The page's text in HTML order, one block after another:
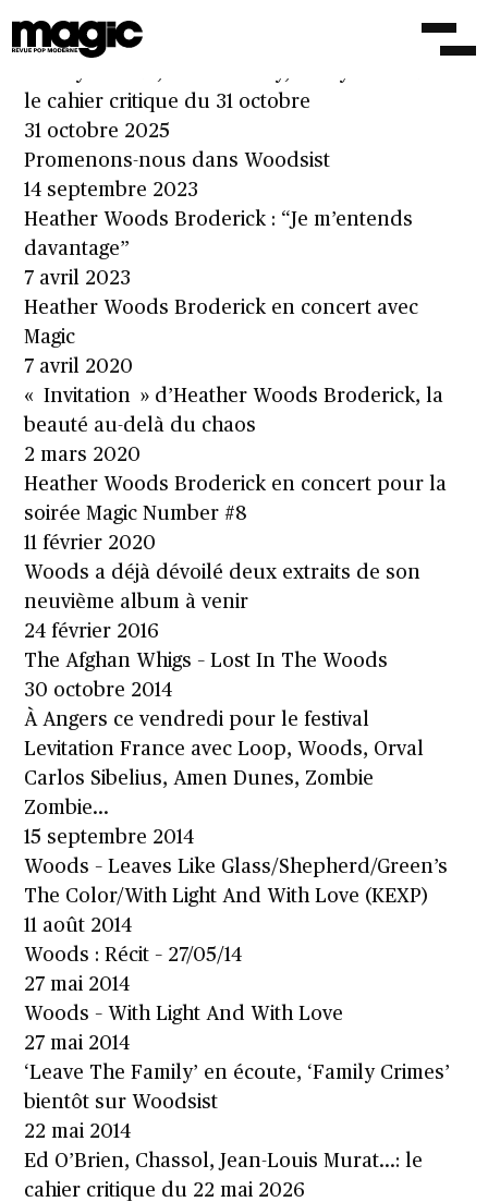
12 novembre 2025
le cahier critique du 31 octobre
31 octobre 2025
Promenons-nous dans Woodsist
14 septembre 2023
Heather Woods Broderick : “Je m’entends
davantage”
7 avril 2023
Heather Woods Broderick en concert avec
Magic
7 avril 2020
« Invitation » d’Heather Woods Broderick, la
beauté au-delà du chaos
2 mars 2020
Heather Woods Broderick en concert pour la
soirée Magic Number #8
11 février 2020
Woods a déjà dévoilé deux extraits de son
neuvième album à venir
24 février 2016
The Afghan Whigs – Lost In The Woods
30 octobre 2014
À Angers ce vendredi pour le festival
Levitation France avec Loop, Woods, Orval
Carlos Sibelius, Amen Dunes, Zombie
Zombie…
15 septembre 2014
Woods – Leaves Like Glass/Shepherd/Green’s
The Color/With Light And With Love (KEXP)
11 août 2014
Woods : Récit – 27/05/14
27 mai 2014
Woods – With Light And With Love
27 mai 2014
‘Leave The Family’ en écoute, ‘Family Crimes’
bientôt sur Woodsist
22 mai 2014
Ed O’Brien, Chassol, Jean-Louis Murat…: le
cahier critique du 22 mai 2026